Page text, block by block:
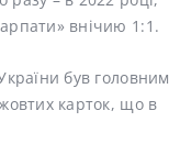
внічию 1:1.
був головним
карток, що в